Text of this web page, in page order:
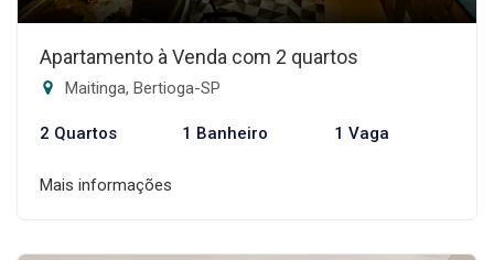
Apartamento à Venda com 2 quartos
Maitinga, Bertioga-SP
2 Quartos 1 Banheiro 1 Vaga
Mais informações